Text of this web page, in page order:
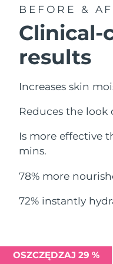
BEFORE &
Clinical-
results
Increases skin
Reduces the look
Is more effective
mins.
78% more
72% instantly
OSZCZĘDZAJ 29 %
Liban
Luksemburg
SRA Makau (Chiny)
Malezja
Monako